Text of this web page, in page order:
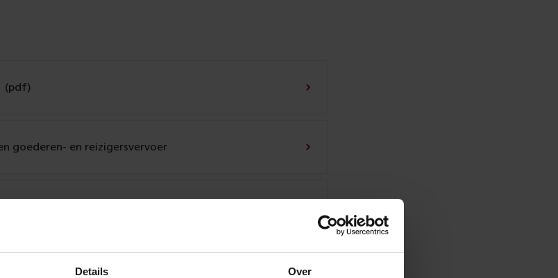
Details Over
(pdf)
goederen- en reizigersvervoer
(pdf)